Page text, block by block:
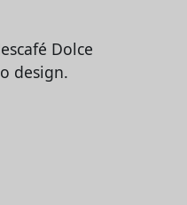
Dolce
design.